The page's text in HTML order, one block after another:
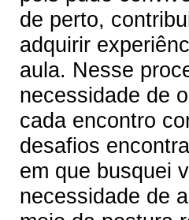
de perto,
adquirir
aula. Nesse
necessidade de
cada encontro
desafios
em que busquei
necessidade de